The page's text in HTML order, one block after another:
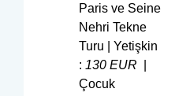
Paris ve Seine
Nehri Tekne
Turu | Yetişkin
: 130 EUR
Çocuk